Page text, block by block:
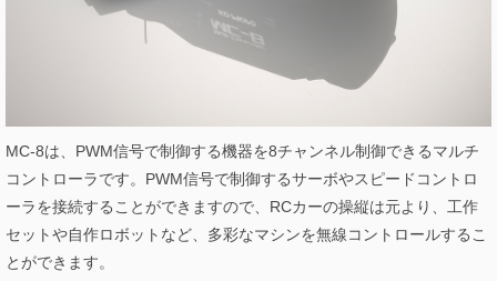
MC-8は、PWM信号で制御する機器を8チャンネル制御できるマルチ
コントローラです。PWM信号で制御するサーボやスピードコントロ
ーラを接続することができますので、RCカーの操縦は元より、工作
セットや自作ロボットなど、多彩なマシンを無線コントロールするこ
とができます。